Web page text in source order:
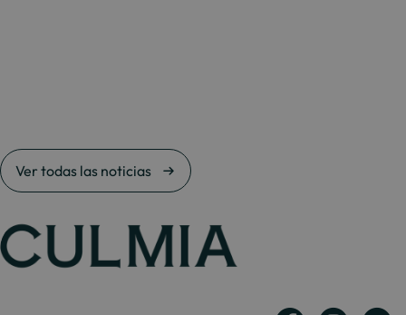
Ver todas las noticias